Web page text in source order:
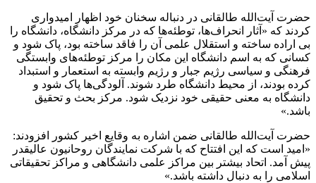
حضرت آیت‌الله طالقانی در دنباله سخنان خود اظهار امیدواری
کردند که «آثار انحراف‌ها، توطئه‌ها که در مرکز دانشگاه، دانشگاه را
بی اراده ساخته و استقلال علمی آن را فاقد ساخته بود، پاک شود و
کسانی که به اسم دانشگاه این مکان را مركز توطئه‌های وابستگی
فرهنگی و سیاسی رژیم جبار و رژیم وابسته به استعمار و استبداد
کرده بودند، از محیط دانشگاه طرد شوند. آلودگی‌ها پاک شود و
دانشگاه به معنی حقیقی خود نزدیک شود. مركز بحث و تحقیق
باشد.»
حضرت آیت‌الله طالقانی ضمن اشاره به وقایع اخیر کشور افزودند:
«امید است که این افتتاح که با شرکت نمایندگان روحانیون عالیقدر
پیش آمد. اتحاد بیشتر بین مراکز علمی دانشگاهی و مراکز تحقیقاتی
اسلامی را به دنبال داشته باشد.»